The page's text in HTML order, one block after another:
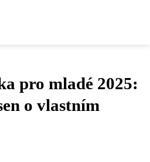
pro mladé 2025:
o vlastním